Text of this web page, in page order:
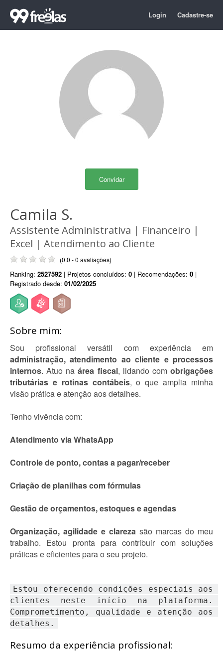
Login Cadastre-se
Convidar
Camila S.
Assistente Administrativa | Financeiro |
Excel | Atendimento ao Cliente
(0.0 - 0 avaliações)
Ranking: 2527592 | Projetos concluídos: 0 | Recomendações: 0 |
Registrado desde: 01/02/2025
Sobre mim:
Sou profissional versátil com experiência em
administração, atendimento ao cliente e processos
internos. Atuo naárea fiscal, lidando comobrigações
tributárias e rotinas contábeis, o que amplia minha
visão prática e atenção aos detalhes.
Tenho vivência com:
Atendimento via WhatsApp
Controle de ponto, contas a pagar/receber
Criação de planilhas com fórmulas
Gestão de orçamentos, estoques e agendas
Organização, agilidade e clareza são marcas do meu
trabalho. Estou pronta para contribuir com soluções
práticas e eficientes para o seu projeto.
Estou oferecendo condições especiais aos
clientes neste início na plataforma.
Comprometimento, qualidade e atenção aos
detalhes.
Resumo da experiência profissional: